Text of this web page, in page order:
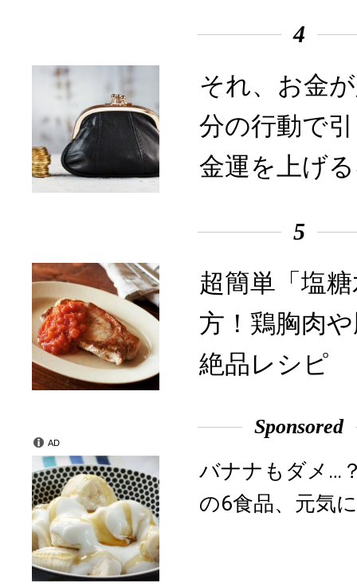
4
それ、お金
分の行動で
金運を上げ
5
超簡単「塩
方！鶏胸肉
絶品レシピ
Sponsored
バナナもダメ…
の6食品、元気
AD